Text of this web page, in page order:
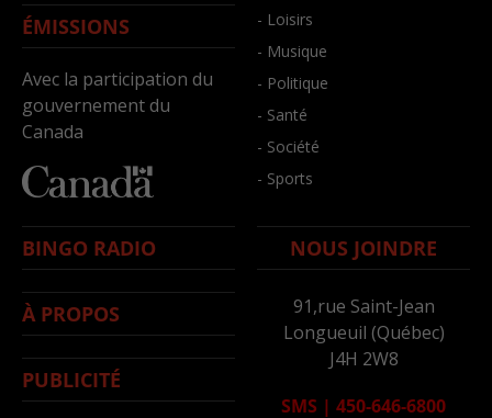
ÉMISSIONS
Avec la participation du
gouvernement du
Canada
- Loisirs
- Musique
- Politique
- Santé
- Société
- Sports
BINGO RADIO
À PROPOS
PUBLICITÉ
NOUS JOINDRE
91,rue Saint-Jean
Longueuil (Québec)
J4H 2W8
SMS | 450-646-6800